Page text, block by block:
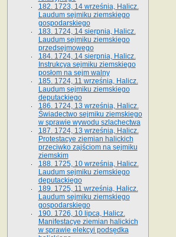
182. 1723, 14 września, Halicz.
Laudum sejmiku ziemskiego
gospodarskiego
183. 1724, 14 sierpnia, Halicz.
Laudum sejmiku ziemskiego
przedsejmowego
184. 1724, 14 sierpnia, Halicz.
Instrukcya sejmiku ziemskiego
posłom na sejm walny
185. 1724, 11 września, Halicz.
Laudum sejmiku ziemskiego
deputackiego
186. 1724, 13 września, Halicz.
Świadectwo sejmiku ziemskiego
w sprawie wywodu szlachectwa
187. 1724, 13 września, Halicz.
Protestacye ziemian halickich
przeciwko zajściom na sejmiku
ziemskim
188. 1725, 10 września, Halicz.
Laudum sejmiku ziemskiego
deputackiego
189. 1725, 11 września, Halicz.
Laudum sejmiku ziemskiego
gospodarskiego
190. 1726, 10 lipca, Halicz.
Manifestacye ziemian halickich
w sprawie elekcyi podsędka